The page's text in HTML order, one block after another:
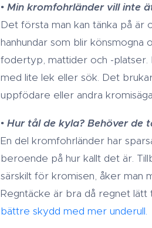
• Min kromfohrländer vill inte
Det första man kan tänka på är
hanhundar som blir könsmogna
fodertyp, mattider och -platser.
med lite lek eller sök. Det
uppfödare eller andra
• Hur tål de kyla? Behöver de
En del kromfohrländer har
beroende på hur kallt det är.
särskilt för kromisen, åker man
Regntäcke är bra då regnet lätt
bättre skydd med mer underull.